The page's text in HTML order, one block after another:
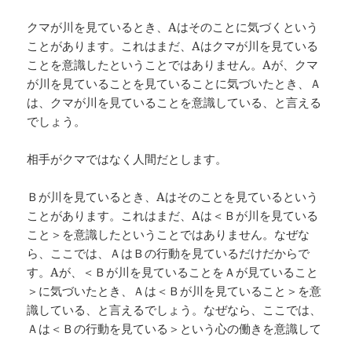
クマが川を見ているとき、Aはそのことに気づくという
ことがあります。これはまだ、Aはクマが川を見ている
ことを意識したということではありません。Aが、クマ
が川を見ていることを見ていることに気づいたとき、Ａ
は、クマが川を見ていることを意識している、と言える
でしょう。
相手がクマではなく人間だとします。
Ｂが川を見ているとき、Aはそのことを見ているという
ことがあります。これはまだ、Aは＜Ｂが川を見ている
こと＞を意識したということではありません。なぜな
ら、ここでは、ＡはＢの行動を見ているだけだからで
す。Aが、＜Ｂが川を見ていることをＡが見ていること
＞に気づいたとき、Ａは＜Ｂが川を見ていること＞を意
識している、と言えるでしょう。なぜなら、ここでは、
Ａは＜Ｂの行動を見ている＞という心の働きを意識して